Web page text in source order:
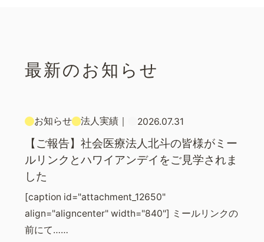
最新のお知らせ
お知らせ 法人実績 2026.07.31
【ご報告】社会医療法人北斗の皆様がミー
ルリンクとハワイアンデイをご見学されま
した
[caption id="attachment_12650"
align="aligncenter" width="840"] ミールリンクの
前にて……